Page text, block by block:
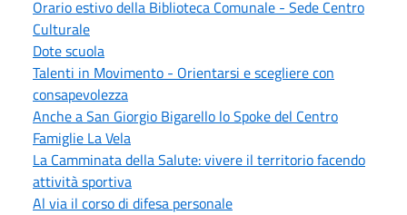
Orario estivo della Biblioteca Comunale - Sede Centro
Culturale
Dote scuola
Talenti in Movimento - Orientarsi e scegliere con
consapevolezza
Anche a San Giorgio Bigarello lo Spoke del Centro
Famiglie La Vela
La Camminata della Salute: vivere il territorio facendo
attività sportiva
Al via il corso di difesa personale